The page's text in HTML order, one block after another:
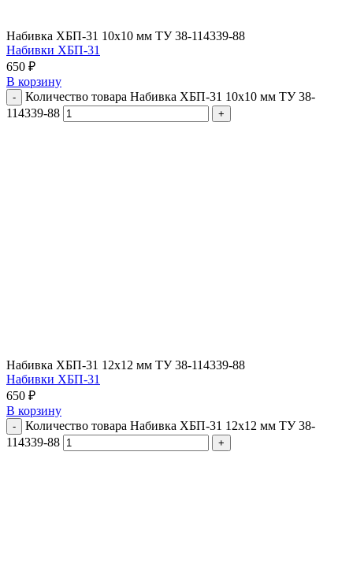
Набивка ХБП-31 10х10 мм ТУ 38-114339-88
Набивки ХБП-31
650 ₽
В корзину
Количество товара Набивка ХБП-31 10х10 мм ТУ 38-
114339-88
Набивка ХБП-31 12х12 мм ТУ 38-114339-88
Набивки ХБП-31
650 ₽
В корзину
Количество товара Набивка ХБП-31 12х12 мм ТУ 38-
114339-88